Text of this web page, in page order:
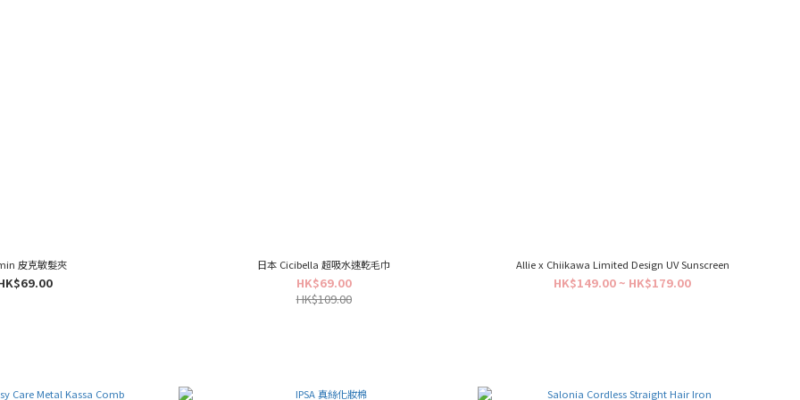
皮克敏髮夾 日本 Cicibella 超吸水速乾毛巾
HK$69.00
HK$109.00
Allie x Chiikawa Limited Design UV Sunscreen
HK$149.00 ~ HK$179.00